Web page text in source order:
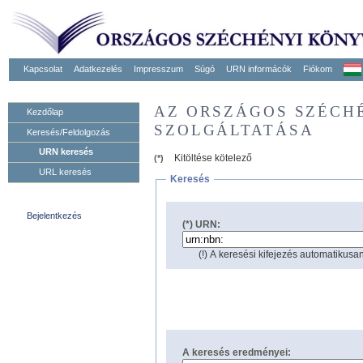
Kapcsolat Adatkezelés Impresszum Súgó URN informácók Fiókom
Kezdőlap
Keresés/Feldolgozás
URN keresés
URL keresés
Bejelentkezés
AZ ORSZÁGOS
SZOLGÁLTATÁSA
(*)
Kitöltése kötelező
Keresés
(*) URN:
(!) A keresési kifejezés
A keresés eredményei: